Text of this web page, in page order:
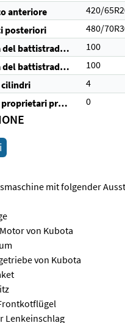
anteriore
420/
posteriori
480/
Profondità del battistrada anteriore (%)
100
Profondità del battistrada posteriore (%)
100
cilindri
4
Numero di proprietari precedenti
0
mit folgender
von Kubota
von Kubota
Lenkeinschlag